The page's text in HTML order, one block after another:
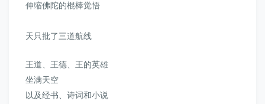
伸缩佛陀的棍棒觉悟
天只批了三道航线
王道、王德、王的英雄
坐满天空
以及经书、诗词和小说